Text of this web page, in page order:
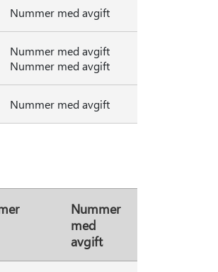
Nummer med avgift
Nummer med avgift
Nummer med avgift
Nummer med avgift
Nummer
med
avgift